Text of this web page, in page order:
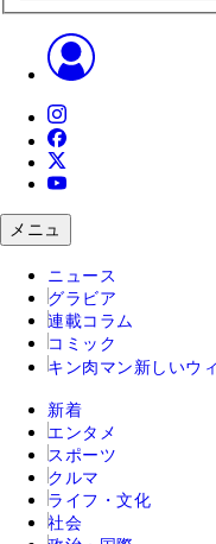
メニュ
ニュース
グラビア
連載コラム
コミック
キン肉マン 新しいウ
新着
エンタメ
スポーツ
クルマ
ライフ・文化
社会